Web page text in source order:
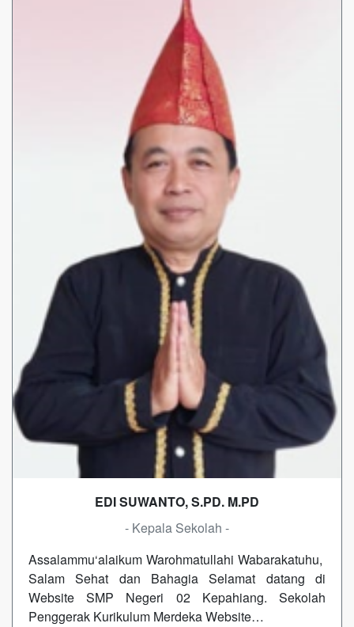
EDI SUWANTO, S.PD. M.PD
- Kepala Sekolah -
Assalammu‘alaikum Warohmatullahi Wabarakatuhu,
Salam Sehat dan Bahagia Selamat datang di
Website SMP Negeri 02 Kepahiang. Sekolah
Penggerak Kurikulum Merdeka Website…